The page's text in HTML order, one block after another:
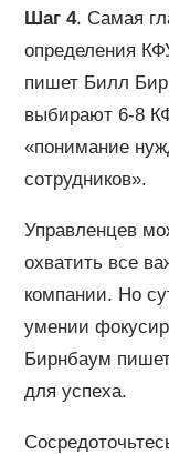
Шаг 4. Самая
определения
пишет Билл
выбирают 6-8
«понимание
сотрудников».
Управленцев
охватить все
компании. Но
умении
Бирнбаум
для успеха.